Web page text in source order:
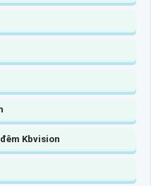
Kbvision